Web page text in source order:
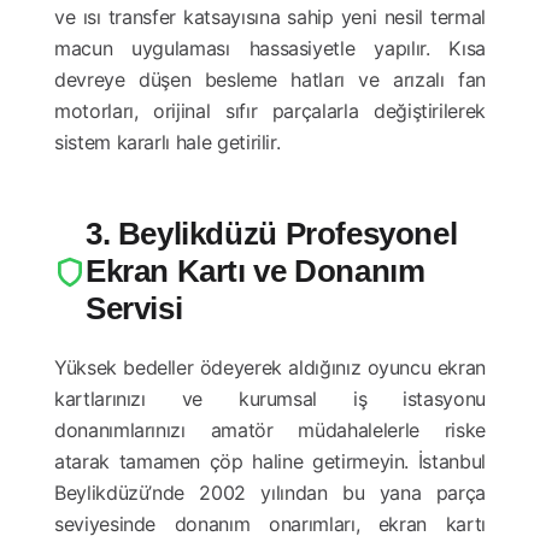
ve ısı transfer katsayısına sahip yeni nesil termal
macun uygulaması hassasiyetle yapılır. Kısa
devreye düşen besleme hatları ve arızalı fan
motorları, orijinal sıfır parçalarla değiştirilerek
sistem kararlı hale getirilir.
3. Beylikdüzü Profesyonel
Ekran Kartı ve Donanım
Servisi
Yüksek bedeller ödeyerek aldığınız oyuncu ekran
kartlarınızı ve kurumsal iş istasyonu
donanımlarınızı amatör müdahalelerle riske
atarak tamamen çöp haline getirmeyin. İstanbul
Beylikdüzü’nde 2002 yılından bu yana parça
seviyesinde donanım onarımları, ekran kartı